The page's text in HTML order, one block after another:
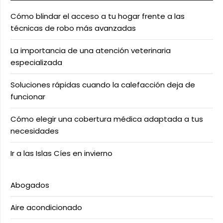
Cómo blindar el acceso a tu hogar frente a las
técnicas de robo más avanzadas
La importancia de una atención veterinaria
especializada
Soluciones rápidas cuando la calefacción deja de
funcionar
Cómo elegir una cobertura médica adaptada a tus
necesidades
Ir a las Islas Cíes en invierno
Abogados
Aire acondicionado